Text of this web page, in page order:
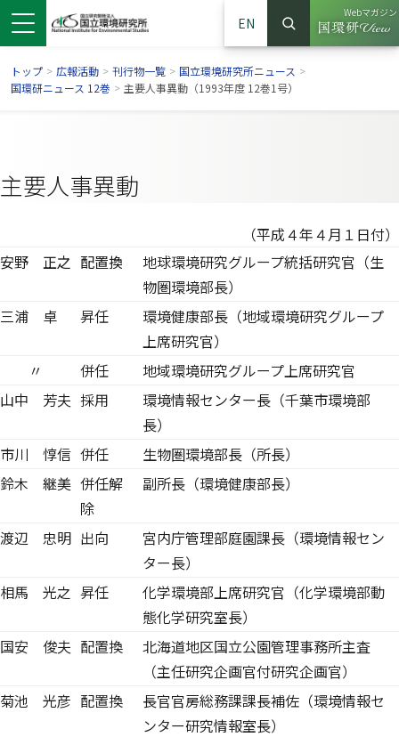
ウで開きます）
ンドウで開きます）
ウインドウで開きます）
EN
サイト内検索
検索
Webマガジン
（別ウイ
トップ > 広報活動 > 刊行物一覧 > 国立環境研究所ニュース >
国環研ニュース 12巻 > 主要人事異動（1993年度 12巻1号）
主要人事異動
（平成４年４月１日付）
安野 正之 配置換
地球環境研究グループ統括研究官（生
物圏環境部長）
三浦 卓
昇任
環境健康部長（地域環境研究グループ
上席研究官）
〃
併任
地域環境研究グループ上席研究官
山中 芳夫 採用
環境情報センター長（千葉市環境部
長）
市川 惇信 併任
生物圏環境部長（所長）
鈴木 継美 併任解
除
副所長（環境健康部長）
渡辺 忠明 出向
宮内庁管理部庭園課長（環境情報セン
ター長）
相馬 光之 昇任
化学環境部上席研究官（化学環境部動
態化学研究室長）
国安 俊夫 配置換
北海道地区国立公園管理事務所主査
（主任研究企画官付研究企画官）
菊池 光彦 配置換
長官官房総務課課長補佐（環境情報セ
ンター研究情報室長）